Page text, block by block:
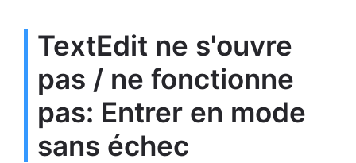
TextEdit ne s'ouvre
pas / ne fonctionne
pas: Entrer en mode
sans échec